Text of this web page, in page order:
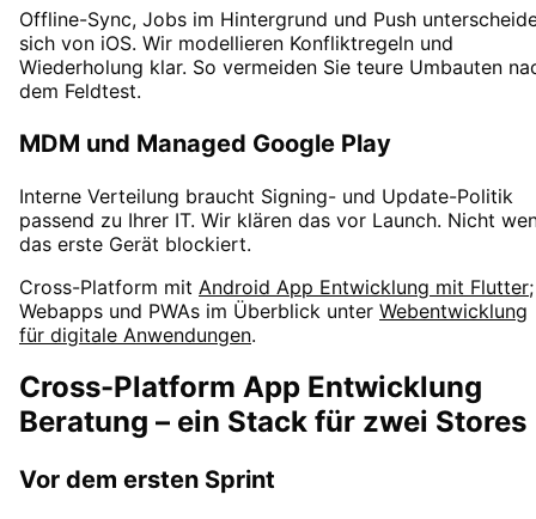
Offline-Sync, Jobs im Hintergrund und Push
sich von iOS. Wir modellieren Konfliktregeln und
Wiederholung klar. So vermeiden Sie teure Umbauten
dem Feldtest.
MDM und Managed Google Play
Interne Verteilung braucht Signing- und Update-Politik
passend zu Ihrer IT. Wir klären das vor Launch. Nicht
das erste Gerät blockiert.
Cross-Platform mit Android App Entwicklung mit Flutter;
Webapps und PWAs im Überblick unter Webentwicklung
für digitale Anwendungen.
Cross-Platform App Entwicklung
Beratung – ein Stack für zwei Stores
Vor dem ersten Sprint